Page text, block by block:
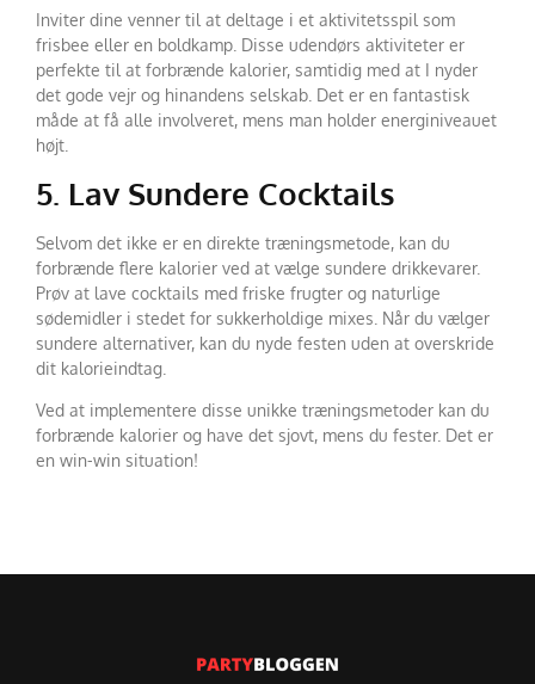
Inviter dine venner til at deltage i et aktivitetsspil som
frisbee eller en boldkamp. Disse udendørs aktiviteter er
perfekte til at forbrænde kalorier, samtidig med at I nyder
det gode vejr og hinandens selskab. Det er en fantastisk
måde at få alle involveret, mens man holder energiniveauet
højt.
5. Lav Sundere Cocktails
Selvom det ikke er en direkte træningsmetode, kan du
forbrænde flere kalorier ved at vælge sundere drikkevarer.
Prøv at lave cocktails med friske frugter og naturlige
sødemidler i stedet for sukkerholdige mixes. Når du vælger
sundere alternativer, kan du nyde festen uden at overskride
dit kalorieindtag.
Ved at implementere disse unikke træningsmetoder kan du
forbrænde kalorier og have det sjovt, mens du fester. Det er
en win-win situation!